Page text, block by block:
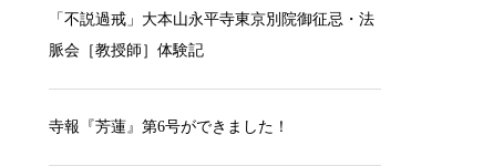
「不説過戒」大本山永平寺東京別院御征忌・法
脈会［教授師］体験記
寺報『芳蓮』第6号ができました！